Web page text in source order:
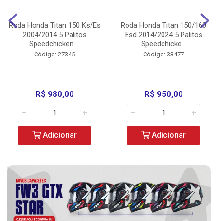
Roda Honda Titan 150 Ks/Es
2004/2014 5 Palitos
Speedchicken ...
Código: 27345
R$ 980,00
Adicionar
Roda Honda Titan 150/160
Esd 2014/2024 5 Palitos
Speedchicke...
Código: 33477
R$ 950,00
Adicionar